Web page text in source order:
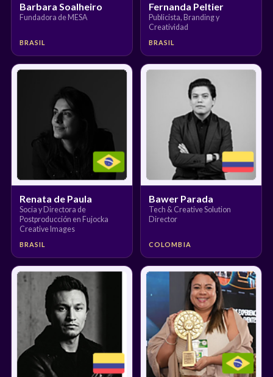
Barbara Soalheiro
Fundadora de MESA
BRASIL
Fernanda Peltier
Publicista, Branding y
Creatividad
BRASIL
Renata de Paula
Socia y Directora de
Postproducción en Fujocka
Creative Images
BRASIL
Bawer Parada
Tech & Creative Solution
Director
COLOMBIA